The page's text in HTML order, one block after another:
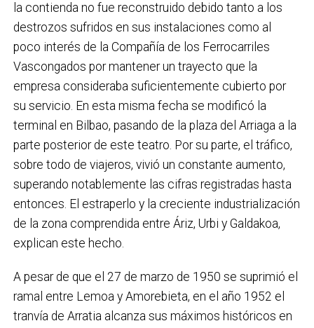
la contienda no fue reconstruido debido tanto a los
destrozos sufridos en sus instalaciones como al
poco interés de la Compañía de los Ferrocarriles
Vascongados por mantener un trayecto que la
empresa consideraba suficientemente cubierto por
su servicio. En esta misma fecha se modificó la
terminal en Bilbao, pasando de la plaza del Arriaga a la
parte posterior de este teatro. Por su parte, el tráfico,
sobre todo de viajeros, vivió un constante aumento,
superando notablemente las cifras registradas hasta
entonces. El estraperlo y la creciente industrialización
de la zona comprendida entre Áriz, Urbi y Galdakoa,
explican este hecho.
A pesar de que el 27 de marzo de 1950 se suprimió el
ramal entre Lemoa y Amorebieta, en el año 1952 el
tranvía de Arratia alcanza sus máximos históricos en